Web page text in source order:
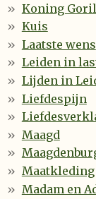
Koning
Kuis
Laatste wens
Leiden in
Lijden in
Liefdespijn
Maagd
Maatkleding
Madam en